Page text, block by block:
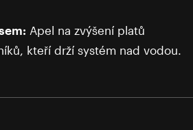
Apel na zvýšení platů
kteří drží systém nad vodou.